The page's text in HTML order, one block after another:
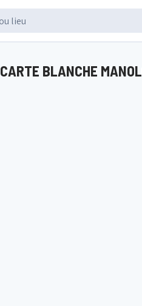
CARTE BLANCHE